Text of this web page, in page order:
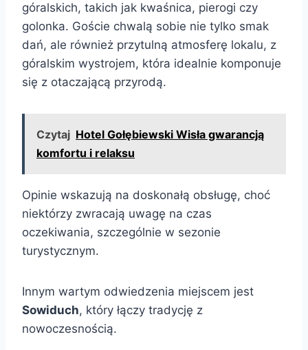
góralskich, takich jak kwaśnica, pierogi czy
golonka. Goście chwalą sobie nie tylko smak
dań, ale również przytulną atmosferę lokalu, z
góralskim wystrojem, która idealnie komponuje
się z otaczającą przyrodą.
Czytaj Hotel Gołębiewski Wisła gwarancją
komfortu i relaksu
Opinie wskazują na doskonałą obsługę, choć
niektórzy zwracają uwagę na czas
oczekiwania, szczególnie w sezonie
turystycznym.
Innym wartym odwiedzenia miejscem jest
Sowiduch, który łączy tradycję z
nowoczesnością.